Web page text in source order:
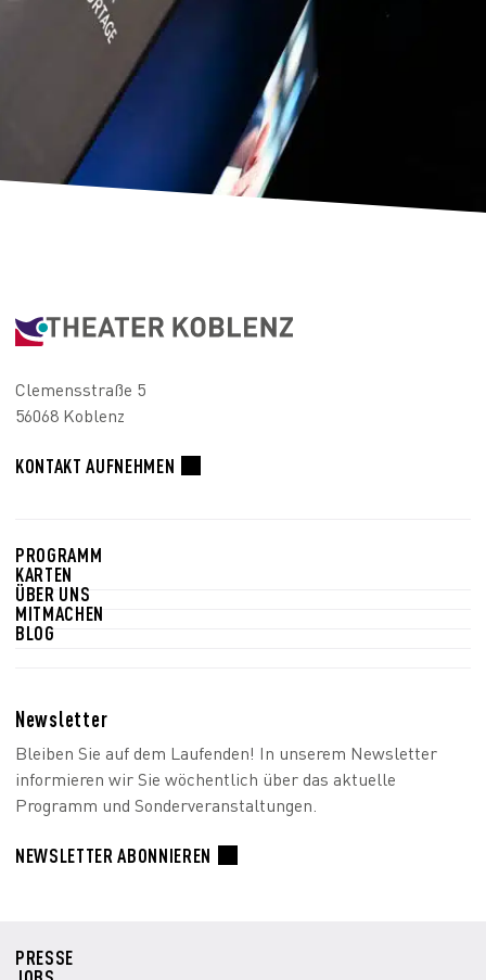
Clemensstraße 5
56068 Koblenz
KONTAKT AUFNEHMEN
PROGRAMM
KARTEN
ÜBER UNS
MITMACHEN
BLOG
Newsletter
Bleiben Sie auf dem Laufenden! In unserem Newsletter
informieren wir Sie wöchentlich über das aktuelle
Programm und Sonderveranstaltungen.
NEWSLETTER ABONNIEREN
PRESSE